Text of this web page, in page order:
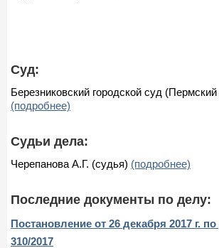
Суд:
Березниковский городской суд (Пермский
(подробнее)
Судьи дела:
Черепанова А.Г. (судья) (подробнее)
Последние документы по делу:
Постановление от 26 декабря 2017 г.
310/2017